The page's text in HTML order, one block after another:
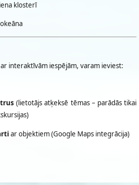
klosterī
ar interaktīvām iespējām, varam ieviest:
(lietotājs atķeksē tēmas – parādās tikai
ar objektiem (Google Maps integrācija)